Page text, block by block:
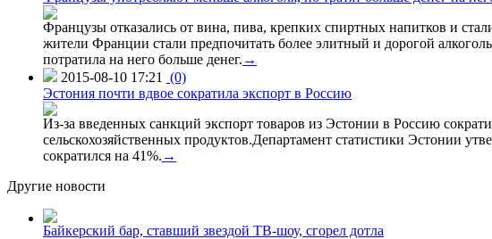
Французы отказались от вина, пива, крепких спиртных напитков и
жители Франции стали предпочитать более элитный и дорогой
потратила на него больше денег. →
2015-08-10 17:21
(0)
Эстония почти вдвое сократила экспорт в Россию
Из-за введенных санкций экспорт товаров из Эстонии в Россию
сельскохозяйственных продуктов.Департамент статистики Эстонии
сократился на 41%. →
Другие новости
Байкерский бар, ставший звездой ТВ-шоу, сгорел дотла